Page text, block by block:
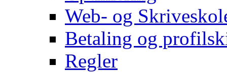
Web- og
Betaling og
Regler